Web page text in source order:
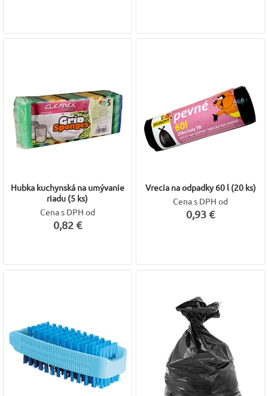
Hubka kuchynská na umývanie
riadu (5 ks)
Cena s DPH od
0,82 €
Vrecia na odpadky 60 l (20 ks)
Cena s DPH od
0,93 €